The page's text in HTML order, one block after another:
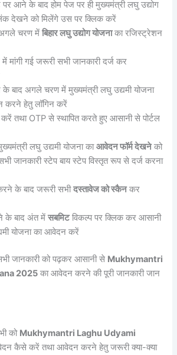
आने के बाद होम पेज पर ही मुख्यमंत्री लघु उद्योग
देखने को मिलेंगे उस पर क्लिक करें
चरण मेंबिहार लघु उद्योग योजनाका रजिस्ट्रेशन
मांगी गई जरूरी सभी जानकारी दर्ज कर
के बाद अगले चरण में मुख्यमंत्री लघु उद्यमी योजना
करने हेतु लॉगिन करें
तथा OTP से स्थापित करते हुए आसानी से पोर्टल
लघु उद्यमी योजना काआवेदन फॉर्म देखनेको
जानकारी स्टेप बाय स्टेप विस्तृत रूप से दर्ज करना
के बाद जरूरी सभीदस्तावेज को स्कैनकर
के बाद अंत मेंसबमिटविकल्प पर क्लिक कर आसानी
योजना का आवेदन करें
जानकारी को पढ़कर आसानी से Mukhymantri
2025 का आवेदन करने की पूरी जानकारी जान
को Mukhymantri Laghu Udyami
कैसे करें तथा आवेदन करने हेतु जरूरी क्या-क्या